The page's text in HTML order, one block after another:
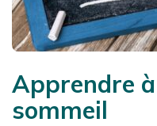
Apprendre
sommeil